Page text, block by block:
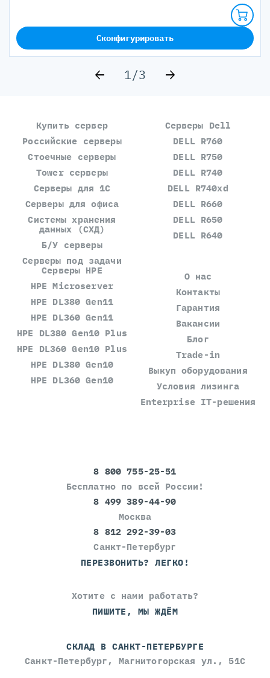
Сконфигурировать
1/3
Купить сервер
Российские серверы
Стоечные серверы
Tower серверы
Серверы для 1С
Серверы для офиса
Системы хранения
данных (СХД)
Б/У серверы
Серверы под задачи
Серверы Dell
DELL R760
DELL R750
DELL R740
DELL R740xd
DELL R660
DELL R650
DELL R640
Серверы HPE
HPE Microserver
HPE DL380 Gen11
HPE DL360 Gen11
HPE DL380 Gen10 Plus
HPE DL360 Gen10 Plus
HPE DL380 Gen10
HPE DL360 Gen10
О нас
Контакты
Гарантия
Вакансии
Блог
Trade-in
Выкуп оборудования
Условия лизинга
Enterprise IT-решения
8 800 755-25-51
Бесплатно по всей России!
8 499 389-44-90
Москва
8 812 292-39-03
Санкт-Петербург
ПЕРЕЗВОНИТЬ? ЛЕГКО!
Хотите с нами работать?
ПИШИТЕ, МЫ ЖДЁМ
СКЛАД В САНКТ-ПЕТЕРБУРГЕ
Санкт-Петербург, Магнитогорская ул., 51С